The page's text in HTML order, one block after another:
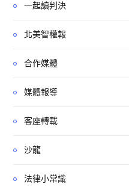
一起讀判決
北美智權報
合作媒體
媒體報導
客座轉載
沙龍
法律小常識